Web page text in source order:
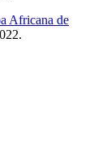
Africana de